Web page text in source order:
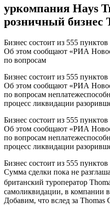
уркомпания Hays
розничный бизнес
Бизнес состоит из 555
Об этом сообщают «РИА
по вопросам
Бизнес состоит из 555
Об этом сообщают «РИА
по вопросам
процесс ликвидации
Бизнес состоит из 555
Об этом сообщают «РИА
по вопросам
процесс ликвидации
Бизнес состоит из 555
Сумма сделки пока не
британский туроператор
самоликвидации, в компании
Добавим, что вслед за Thomas